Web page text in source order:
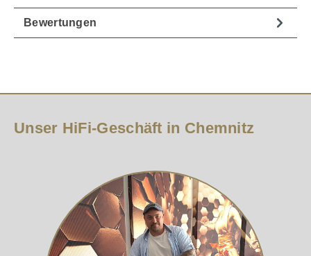
Bewertungen
Unser HiFi-Geschäft in Chemnitz